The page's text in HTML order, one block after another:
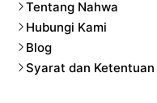
Tentang Nahwa
Hubungi Kami
Blog
Syarat dan Ketentuan